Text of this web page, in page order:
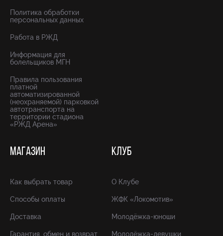
Политика обработки
персональных данных
Работа в РЖД
Информация для
болельщиков МГН
Правила пользования
платной
автоматизированной
(неохраняемой) парковкой
автотранспорта на
территории стадиона
«РЖД Арена»
МАГАЗИН
Как выбрать товар
Способы оплаты
Доставка
Гарантия, обмен и возврат
КЛУБ
О Клубе
ЖФК «Локомотив»
Молодёжка-юноши
Молодёжка-девушки